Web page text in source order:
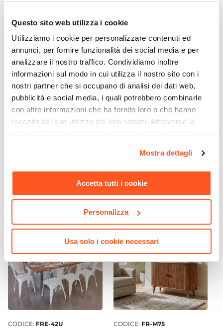
Questo sito web utilizza i cookie
Utilizziamo i cookie per personalizzare contenuti ed
annunci, per fornire funzionalità dei social media e per
analizzare il nostro traffico. Condividiamo inoltre
informazioni sul modo in cui utilizza il nostro sito con i
nostri partner che si occupano di analisi dei dati web,
pubblicità e social media, i quali potrebbero combinarle
con altre informazioni che ha fornito loro o che hanno
raccolto dal suo utilizzo dei loro servizi. Attraverso la
momento. Per maggiori informazioni si invita a leggere la
Mostra dettagli
Accetta tutti i cookie
Personalizza
Usa solo i cookie necessari
118 cm
50 cm
Altezza
5,5 cm
Colore
Legno
Materiale Struttura
Legno di acacia
in metallo per mensoloni
€ 26,34
CODICE: FRE-42U CODICE: FR-M75